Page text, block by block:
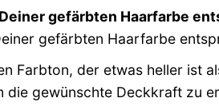
gefärbten Haarfarbe
gefärbten Haarfarbe
Farbton, der etwas heller ist
die gewünschte Deckkraft zu